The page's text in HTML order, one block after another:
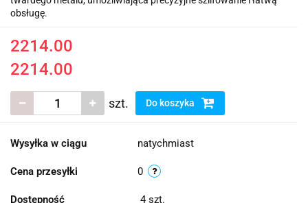
obsługę.
2214.00
2214.00
szt. Do koszyka
Wysyłka w ciągu natychmiast
Cena przesyłki 0
Dostępność 4 szt.